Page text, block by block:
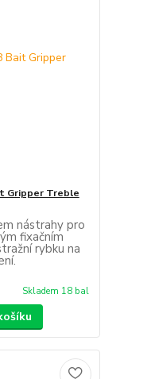
Gripper Treble
nástrahy pro
fixačním
rybku na
Skladem 18 bal